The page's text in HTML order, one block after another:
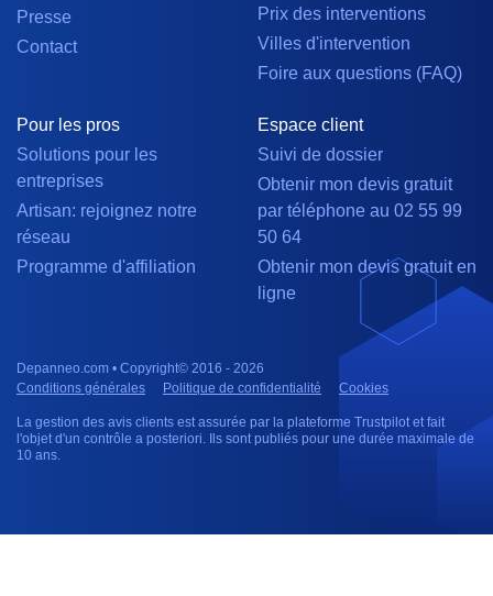
Presse
Contact
Prix des interventions
Villes d'intervention
Foire aux questions (FAQ)
Pour les pros
Solutions pour les
entreprises
Artisan: rejoignez notre
réseau
Programme d'affiliation
Espace client
Suivi de dossier
Obtenir mon devis gratuit
par téléphone au 02 55 99
50 64
Obtenir mon devis gratuit en
ligne
Depanneo.com • Copyright© 2016 - 2026
Conditions générales
Politique de confidentialité Cookies
La gestion des avis clients est assurée par la plateforme Trustpilot et fait
l'objet d'un contrôle a posteriori. Ils sont publiés pour une durée maximale de
10 ans.